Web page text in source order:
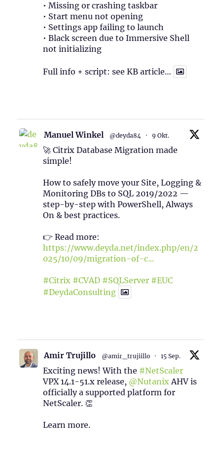
• Missing or crashing taskbar
• Start menu not opening
• Settings app failing to launch
• Black screen due to Immersive Shell
not initializing
Full info + script: see KB article…
Manuel Winkel @deyda84 · 9 Okt.
🚀 Citrix Database Migration made
simple!
How to safely move your Site, Logging &
Monitoring DBs to SQL 2019/2022 —
step-by-step with PowerShell, Always
On & best practices.
👉 Read more:
https://www.deyda.net/index.php/en/2
025/10/09/migration-of-c...
#Citrix #CVAD #SQLServer #EUC
#DeydaConsulting
Amir Trujillo @amir_trujiillo · 15 Sep.
Exciting news! With the #NetScaler
VPX 14.1-51.x release, @NutanixAHV is
officially a supported platform for
NetScaler. 👏
Learn more.